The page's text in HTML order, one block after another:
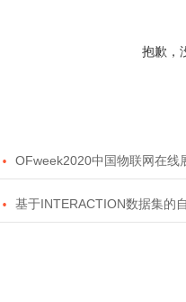
抱歉，
 OFweek2020中国物联网在线
 基于INTERACTION数据集的自动驾驶